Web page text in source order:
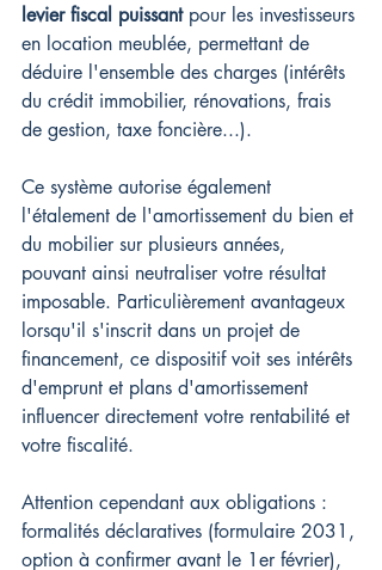
levier fiscal puissant pour les investisseurs
en location meublée, permettant de
déduire l'ensemble des charges (intérêts
du crédit immobilier, rénovations, frais
de gestion, taxe foncière...).
Ce système autorise également
l'étalement de l'amortissement du bien et
du mobilier sur plusieurs années,
pouvant ainsi neutraliser votre résultat
imposable. Particulièrement avantageux
lorsqu'il s'inscrit dans un projet de
financement, ce dispositif voit ses intérêts
d'emprunt et plans d'amortissement
influencer directement votre rentabilité et
votre fiscalité.
Attention cependant aux obligations :
formalités déclaratives (formulaire 2031,
option à confirmer avant le 1er février),